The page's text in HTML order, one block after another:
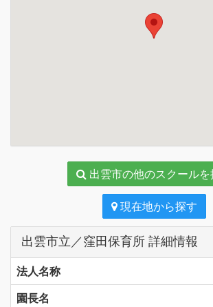
出雲市の他のスクールを
現在地から探す
出雲市立／窪田保育所 詳細情報
法人名称
園長名